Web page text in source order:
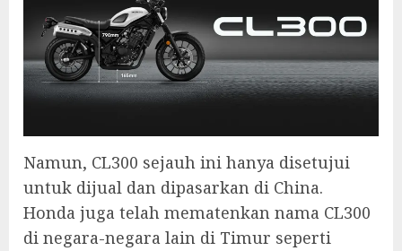
Namun, CL300 sejauh ini hanya disetujui
untuk dijual dan dipasarkan di China.
Honda juga telah mematenkan nama CL300
di negara-negara lain di Timur seperti